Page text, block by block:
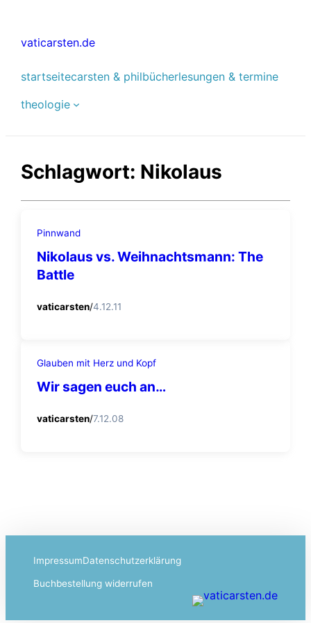
springen
vaticarsten.de
startseitecarsten & philbücherlesungen & termine
theologie
Schlagwort: Nikolaus
Pinnwand
Nikolaus vs. Weihnachtsmann: The
Battle
vaticarsten/4.12.11
Glauben mit Herz und Kopf
Wir sagen euch an…
vaticarsten/7.12.08
ImpressumDatenschutzerklärung
Buchbestellung widerrufen